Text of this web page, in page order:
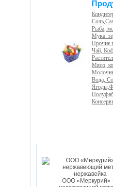
Рыба,
Мука.
Прочие
Чай,
Мясо,
Вода,
ООО